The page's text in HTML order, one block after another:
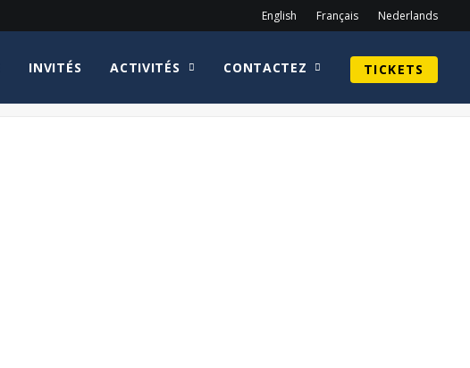
English Français Nederlands
INVITÉS ACTIVITÉS CONTACTEZ TICKETS
Home Mary McDonnell Independence_Day_(film_franchise_logo) copy